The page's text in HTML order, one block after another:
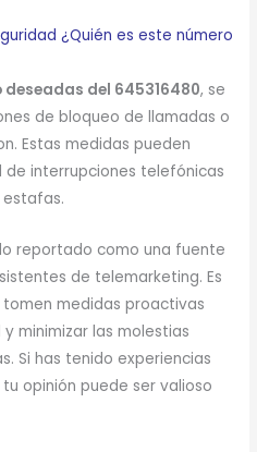
¿Quién es este número
del 645316480, se
de bloqueo de llamadas o
Estas medidas pueden
interrupciones telefónicas
reportado como una fuente
de telemarketing. Es
medidas proactivas
minimizar las molestias
Si has tenido experiencias
opinión puede ser valioso